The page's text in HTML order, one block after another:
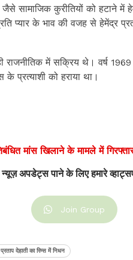
सामाजिक कुरीतियों को हटाने में
प्यार के भाव की वजह से हेमेंद्र
में सक्रिय थे। वर्ष 1969
प्रत्याशी को हराया था।
मांस खिलाने के मामले में
न्यूज़ अपडेट्स पाने के लिए हमारे
Join Group
देहाती का रिम्स में निधन